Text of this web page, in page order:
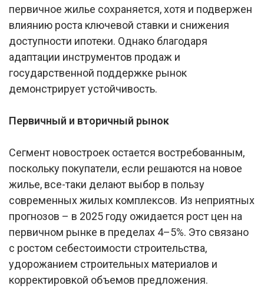
первичное жилье сохраняется, хотя и подвержен
влиянию роста ключевой ставки и снижения
доступности ипотеки. Однако благодаря
адаптации инструментов продаж и
государственной поддержке рынок
демонстрирует устойчивость.
Первичный и вторичный рынок
Сегмент новостроек остается востребованным,
поскольку покупатели, если решаются на новое
жилье, все-таки делают выбор в пользу
современных жилых комплексов. Из неприятных
прогнозов – в 2025 году ожидается рост цен на
первичном рынке в пределах 4–5%. Это связано
с ростом себестоимости строительства,
удорожанием строительных материалов и
корректировкой объемов предложения.